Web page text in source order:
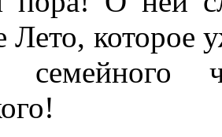
Лето, которое
семейного